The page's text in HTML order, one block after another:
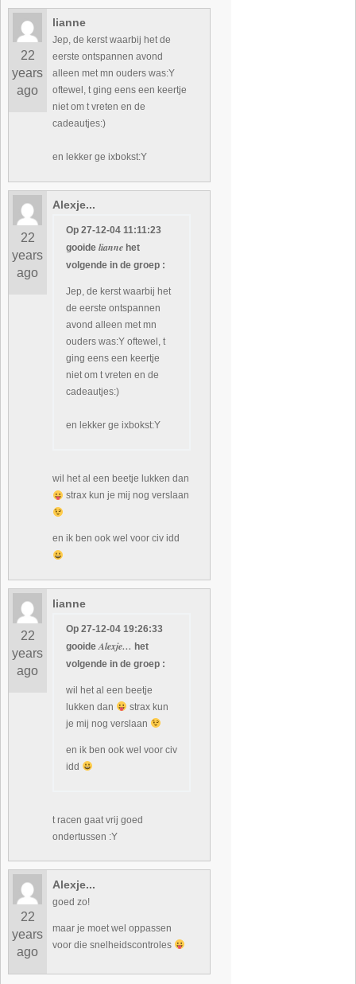
22
years
ago
lianne
Jep, de kerst waarbij het de
eerste ontspannen avond
alleen met mn ouders was:Y
oftewel, t ging eens een keertje
niet om t vreten en de
cadeautjes:)
en lekker ge ixbokst:Y
22
years
ago
Alexje...
Op 27-12-04 11:11:23
gooidelianne het
volgende in de groep :
Jep, de kerst waarbij het
de eerste ontspannen
avond alleen met mn
ouders was:Y oftewel, t
ging eens een keertje
niet om t vreten en de
cadeautjes:)
en lekker ge ixbokst:Y
wil het al een beetje lukken dan
strax kun je mij nog verslaan
en ik ben ook wel voor civ idd
22
years
ago
lianne
Op 27-12-04 19:26:33
gooideAlexje… het
volgende in de groep :
wil het al een beetje
lukken dan
strax kun
je mij nog verslaan
en ik ben ook wel voor civ
idd
t racen gaat vrij goed
ondertussen :Y
22
years
ago
Alexje...
goed zo!
maar je moet wel oppassen
voor die snelheidscontroles